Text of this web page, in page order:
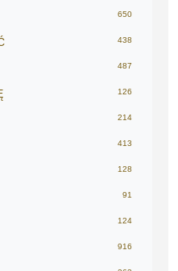
650
438
487
126
214
413
128
91
124
916